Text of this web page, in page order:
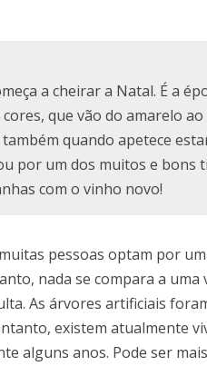
a cheirar a Natal. É a
que vão do amarelo
quando apetece
por um dos muitos e bons
com o vinho novo!
pessoas optam por
nada se compara a uma
As árvores artificiais
existem atualmente
alguns anos. Pode ser